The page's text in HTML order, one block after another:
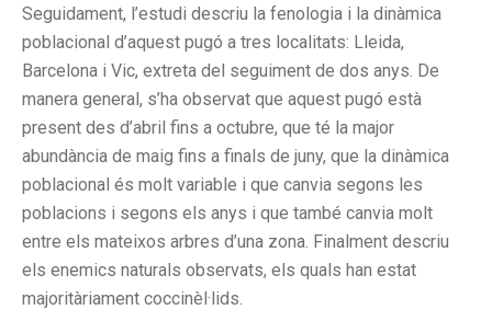
Seguidament, l’estudi descriu la fenologia i la dinàmica
poblacional d’aquest pugó a tres localitats: Lleida,
Barcelona i Vic, extreta del seguiment de dos anys. De
manera general, s’ha observat que aquest pugó està
present des d’abril fins a octubre, que té la major
abundància de maig fins a finals de juny, que la dinàmica
poblacional és molt variable i que canvia segons les
poblacions i segons els anys i que també canvia molt
entre els mateixos arbres d’una zona. Finalment descriu
els enemics naturals observats, els quals han estat
majoritàriament coccinèl·lids.